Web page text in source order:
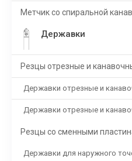
Метчик со спиральной
Державки
Резцы отрезные и
Державки отрезные и
Державки отрезные и
Резцы со сменными
Державки для наружного